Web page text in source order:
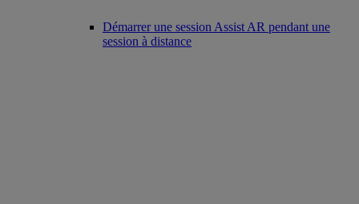
Démarrer une session Assist AR pendant une
session à distance